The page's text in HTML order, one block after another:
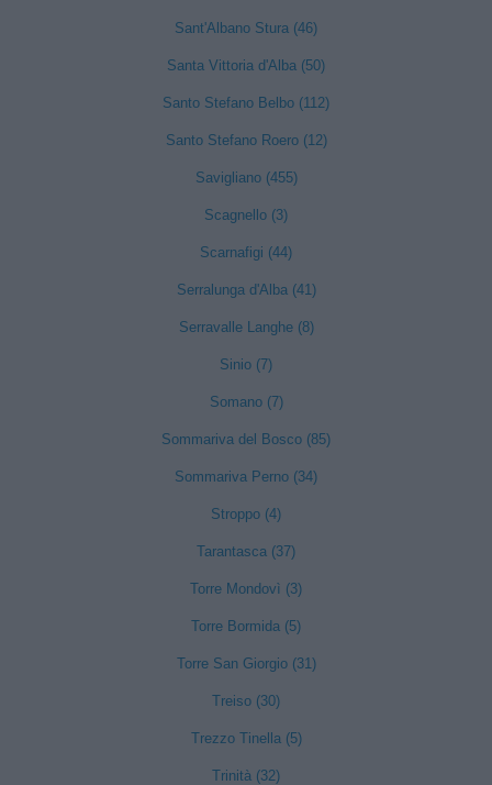
Sant'Albano Stura (46)
Santa Vittoria d'Alba (50)
Santo Stefano Belbo (112)
Santo Stefano Roero (12)
Savigliano (455)
Scagnello (3)
Scarnafigi (44)
Serralunga d'Alba (41)
Serravalle Langhe (8)
Sinio (7)
Somano (7)
Sommariva del Bosco (85)
Sommariva Perno (34)
Stroppo (4)
Tarantasca (37)
Torre Mondovì (3)
Torre Bormida (5)
Torre San Giorgio (31)
Treiso (30)
Trezzo Tinella (5)
Trinità (32)